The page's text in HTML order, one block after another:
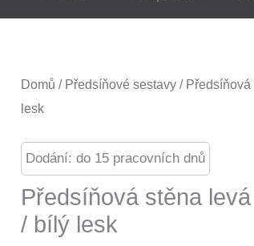
Domů / Předsíňové sestavy /
lesk
Dodání: do 15 pracovních dnů
Předsíňová stěna
/ bílý lesk